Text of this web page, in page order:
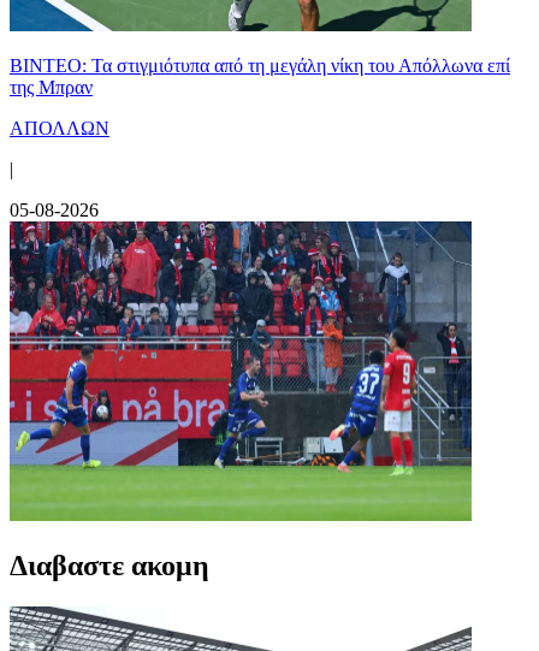
ΒΙΝΤΕΟ: Τα στιγμιότυπα από τη μεγάλη νίκη του Απόλλωνα επί
της Μπραν
ΑΠΟΛΛΩΝ
|
05-08-2026
Διαβαστε ακομη